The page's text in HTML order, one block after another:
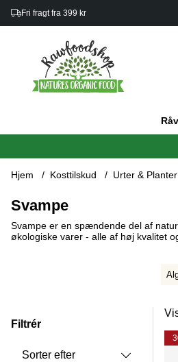
Fri fragt fra 399 kr
Hjem Kosttilskud Urter & Planter
Svampe
Svampe er en spændende del af
økologiske varer - alle af høj kvalitet
Filtrér
Sorter efter